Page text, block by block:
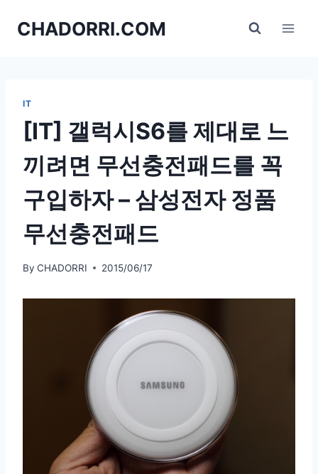
CHADORRI.COM
IT
[IT] 갤럭시S6를 제대로 느
끼려면 무선충전패드를 꼭
구입하자 – 삼성전자 정품
무선충전패드
By CHADORRI 2015/06/17